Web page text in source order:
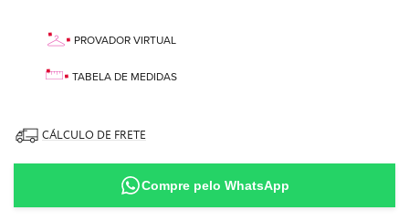
87% Poliamida
13% Elastano
PROVADOR VIRTUAL
TABELA DE MEDIDAS
CÁLCULO DE FRETE
Compre pelo WhatsApp